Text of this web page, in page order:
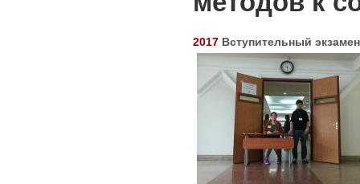
2017 Вступительный